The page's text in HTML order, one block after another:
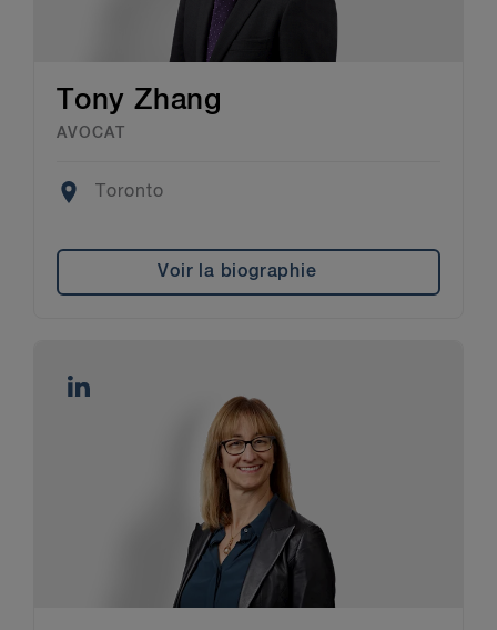
Tony Zhang
AVOCAT
Location
Toronto
Voir la biographie